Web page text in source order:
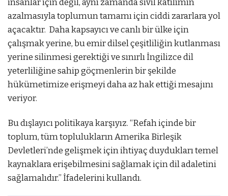
insanlar için değil, aynı zamanda sivil katılımın
azalmasıyla toplumun tamamı için ciddi zararlara yol
açacaktır. Daha kapsayıcı ve canlı bir ülke için
çalışmak yerine, bu emir dilsel çeşitliliğin kutlanması
yerine silinmesi gerektiği ve sınırlı İngilizce dil
yeterliliğine sahip göçmenlerin bir şekilde
hükümetimize erişmeyi daha az hak ettiği mesajını
veriyor.
Bu dışlayıcı politikaya karşıyız.“Refah içinde bir
toplum, tüm toplulukların Amerika Birleşik
Devletleri’nde gelişmek için ihtiyaç duydukları temel
kaynaklara erişebilmesini sağlamak için dil adaletini
sağlamalıdır.” İfadelerini kullandı.